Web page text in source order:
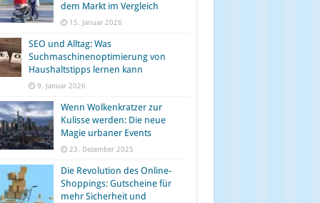
dem Markt im Vergleich
15. Januar 2026
SEO und Alltag: Was
Suchmaschinenoptimierung von
Haushaltstipps lernen kann
9. Januar 2026
Wenn Wolkenkratzer zur
Kulisse werden: Die neue
Magie urbaner Events
23. Dezember 2025
Die Revolution des Online-
Shoppings: Gutscheine für
mehr Sicherheit und